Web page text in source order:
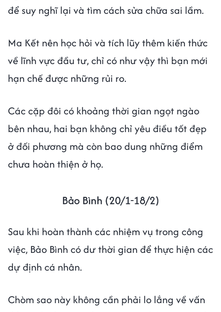
để suy nghĩ lại và tìm cách sửa chữa sai lầm.
Ma Kết nên học hỏi và tích lũy thêm kiến thức
về lĩnh vực đầu tư, chỉ có như vậy thì bạn mới
hạn chế được những rủi ro.
Các cặp đôi có khoảng thời gian ngọt ngào
bên nhau, hai bạn không chỉ yêu điều tốt đẹp
ở đối phương mà còn bao dung những điểm
chưa hoàn thiện ở họ.
Bảo Bình (20/1-18/2)
Sau khi hoàn thành các nhiệm vụ trong công
việc, Bảo Bình có dư thời gian để thực hiện các
dự định cá nhân.
Chòm sao này không cần phải lo lắng về vấn